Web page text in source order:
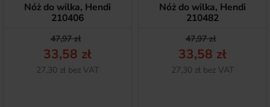
Nóż do wilka, Hendi
210406
Cena podstawowa
47,97 zł
Cena
33,58 zł
Netto
27,30 zł bez VAT
Nóż do wilka, Hendi
210482
Cena
47,97 zł
Cena
33,58 zł
Netto
27,30 zł bez VAT